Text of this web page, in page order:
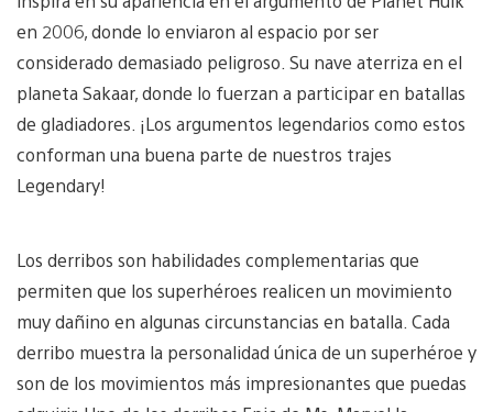
en 2006, donde lo enviaron al espacio por ser
considerado demasiado peligroso. Su nave aterriza en el
planeta Sakaar, donde lo fuerzan a participar en batallas
de gladiadores. ¡Los argumentos legendarios como estos
conforman una buena parte de nuestros trajes
Legendary!
Los derribos son habilidades complementarias que
permiten que los superhéroes realicen un movimiento
muy dañino en algunas circunstancias en batalla. Cada
derribo muestra la personalidad única de un superhéroe y
son de los movimientos más impresionantes que puedas